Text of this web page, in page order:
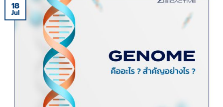
18
Jul